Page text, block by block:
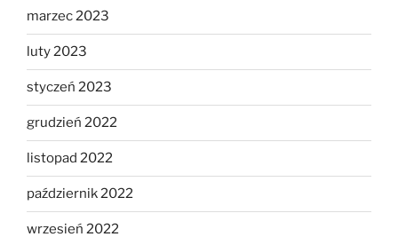
marzec 2023
luty 2023
styczeń 2023
grudzień 2022
listopad 2022
październik 2022
wrzesień 2022